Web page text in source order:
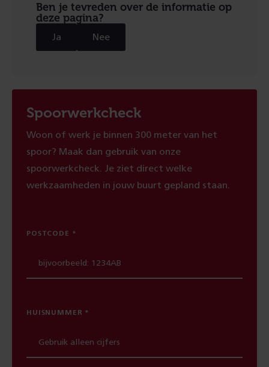
Ben je tevreden over de informatie op
deze pagina?
Ja Nee
Spoorwerkcheck
Woon of werk je binnen 300 meter van het
spoor? Maak dan gebruik van onze
spoorwerkcheck. Je ziet direct welke
werkzaamheden in jouw buurt gepland staan.
POSTCODE
HUISNUMMER